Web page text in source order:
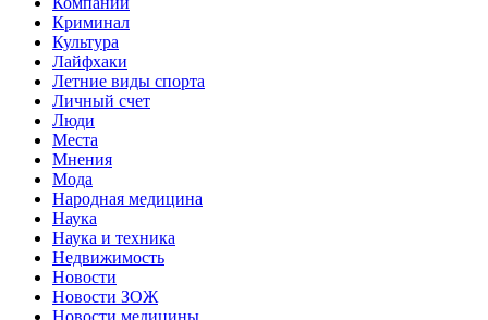
Криминал
Культура
Лайфхаки
Летние виды спорта
Личный счет
Люди
Места
Мнения
Мода
Народная медицина
Наука
Наука и техника
Недвижимость
Новости
Новости ЗОЖ
Новости медицины